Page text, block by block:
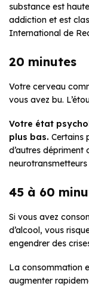
substance est
addiction et est
International de
20 minutes
Votre cerveau
vous avez bu.
Votre état
plus bas. Certains
d’autres dépriment
45 à 60
Si vous avez
d’alcool, vous
engendrer des
La consommation
augmenter